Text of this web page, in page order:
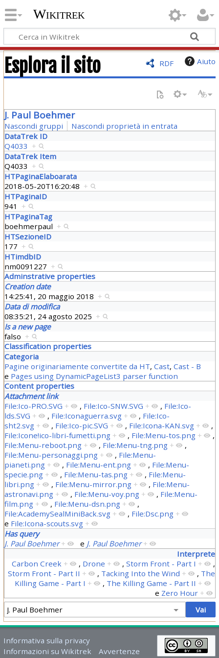
Wikitrek
RDF Aiuto
Esplora il sito
J. Paul Boehmer
Nascondi gruppi
Nascondi proprietà in entrata
DataTrek ID
Q4033 +
DataTrek Item
Q4033 +
HTPaginaElaboarata
2018-05-20T16:20:48 +
HTPaginaID
941 +
HTPaginaTag
boehmerpaul +
HTSezioneID
177 +
HTimdbID
nm0091227 +
Adminstrative properties
Creation date
14:25:41, 20 maggio 2018 +
Data di modifica
08:35:21, 24 agosto 2025 +
Is a new page
falso +
Classification properties
Categoria
Pagine originariamente convertite da HT, Cast, Cast - B
e Pages using DynamicPageList3 parser function
Content properties
Attachment link
File:Ico-PRO.SVG + , File:Ico-SNW.SVG + , File:Ico-
lds.SVG + , File:Iconaguerra.svg + , File:Ico-
sht2.svg + , File:Ico-pic.SVG + , File:Icona-KAN.svg +
,
File:Icone!ico-libri-fumetti.png + , File:Menu-tos.png +
,
File:Menu-reboot.png + , File:Menu-tng.png +
,
File:Menu-personaggi.png + , File:Menu-
pianeti.png + , File:Menu-ent.png + , File:Menu-
specie.png + , File:Menu-tas.png + , File:Menu-
libri.png + , File:Menu-mirror.png + , File:Menu-
astronavi.png + , File:Menu-voy.png + , File:Menu-
film.png + , File:Menu-dsn.png +
,
File:AcademySealMiniBack.svg + , File:Dsc.png +
e File:Icona-scouts.svg +
Has query
J. Paul Boehmer + e J. Paul Boehmer +
Interprete
Carbon Creek + , Drone + ,Storm Front - Part I +
,
Storm Front - Part II + , Tacking Into the Wind + , The
Killing Game - Part I + , The Killing Game - Part II +
e Zero Hour +
Informativa sulla privacy
Informazioni su Wikitrek
Avvertenze